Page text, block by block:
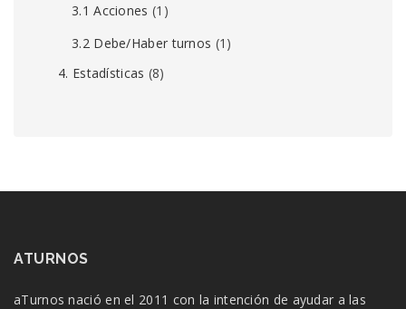
3.1 Acciones (1)
3.2 Debe/Haber turnos (1)
4. Estadísticas (8)
ATURNOS
aTurnos nació en el 2011 con la intención de ayudar a las